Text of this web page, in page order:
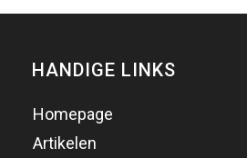
HANDIGE LINKS
Homepage
Artikelen